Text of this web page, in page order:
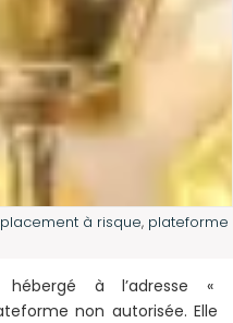
placement à risque, plateforme
à l’adresse «
non autorisée. Elle